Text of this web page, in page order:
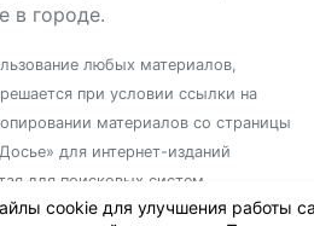
в городе.
любых материалов,
при условии ссылки на
материалов со страницы
для интернет-изданий
для поисковых систем
полного или частичного
cookie для улучшения работы